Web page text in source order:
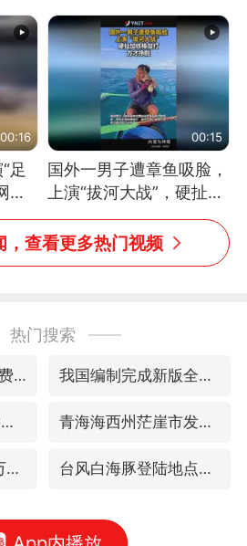
警
可以不要把我遣返回国”
00:16
足
分明
好
00:15
国外一男子遭章鱼吸脸，
上演“拔河大战”，硬扯加
铁棒敲打方才挣脱
，查看更多热门视频
热门搜索
24小时不关空调 电费会更低吗 我国编制完成新版全月地质图
村民谈“梅姨”：叫的其实是“媒姨” 青海海西州茫崖市发生3.1级地震
看守所辅警收受10万获刑1年 台风白海豚登陆地点更新